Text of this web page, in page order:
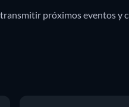
próximos eventos y